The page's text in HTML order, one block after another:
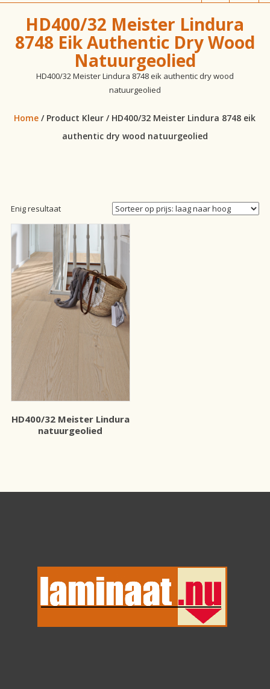
vloeren!
HD400/32 Meister Lindura
8748 Eik Authentic Dry Wood
Natuurgeolied
HD400/32 Meister Lindura 8748 eik authentic dry wood
natuurgeolied
Home / Product Kleur / HD400/32 Meister Lindura 8748 eik
authentic dry wood natuurgeolied
Enig resultaat
HD400/32 Meister Lindura
natuurgeolied